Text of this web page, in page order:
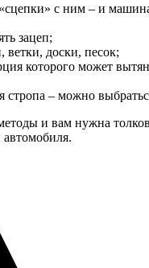
с ним – и
зацеп;
доски, песок;
которого может
– можно
и вам нужна
автомобиля.